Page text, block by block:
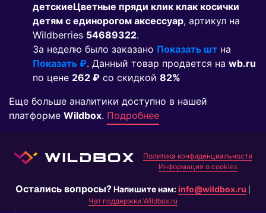
детскиеЦветные пряди клик клак косички
детям с единорогом аксессуар, артикул на
Wildberries 54689322.
За неделю было заказано Показать шт на
Показать ₽. Данный товар продается на wb.ru
по цене 262 ₽ co скидкой 82%
Еще больше аналитики доступно в нашей
платформе Wildbox. Подробнее
Политика конфиденциальности
Информация о cookies
Остались вопросы?Напишите нам:info@wildbox.ru
Чат поддержки Wildbox.ru